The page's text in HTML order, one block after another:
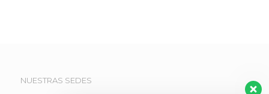
NUESTRAS SEDES